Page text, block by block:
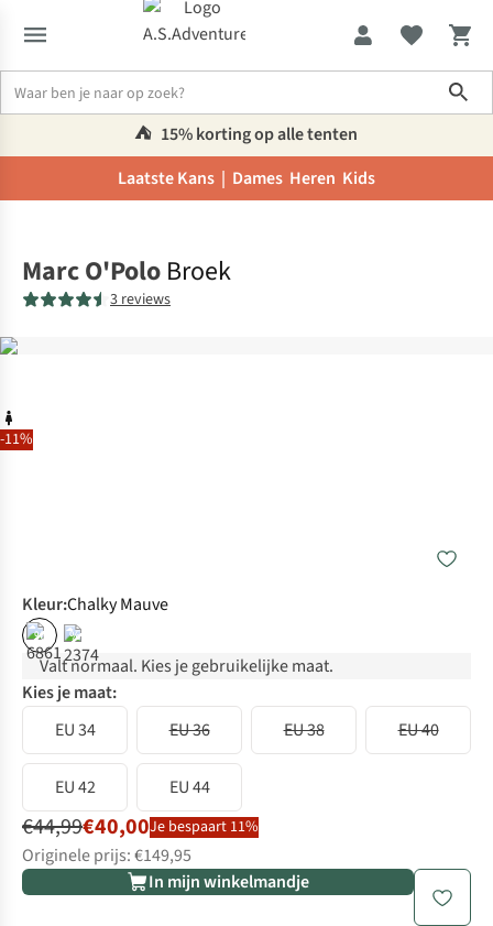
⛺️ 15% korting op alle tenten
Laatste Kans | Dames Heren Kids
-11%
Marc O'Polo Broek
3 reviews
Kleur:Chalky Mauve
% %
Valt normaal. Kies je gebruikelijke maat.
Kies je maat:
EU 34
EU 36 EU 38 EU 40
EU 42 EU 44
€44,99€40,00Je bespaart 11%
Originele prijs: €149,95
In mijn winkelmandje